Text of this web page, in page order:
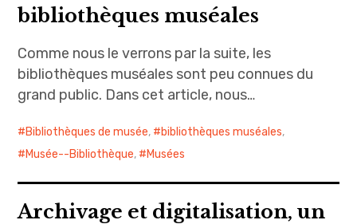
bibliothèques muséales
Comme nous le verrons par la suite, les
bibliothèques muséales sont peu connues du
grand public. Dans cet article, nous…
Bibliothèques de musée, bibliothèques muséales,
Musée--Bibliothèque, Musées
Archivage et digitalisation, un